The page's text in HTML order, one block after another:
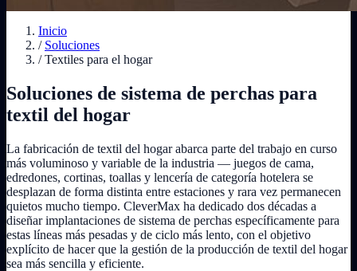
Inicio
/ Soluciones
/ Textiles para el hogar
Soluciones de sistema de perchas para
textil del hogar
La fabricación de textil del hogar abarca parte del trabajo en curso
más voluminoso y variable de la industria — juegos de cama,
edredones, cortinas, toallas y lencería de categoría hotelera se
desplazan de forma distinta entre estaciones y rara vez permanecen
quietos mucho tiempo. CleverMax ha dedicado dos décadas a
diseñar implantaciones de sistema de perchas específicamente para
estas líneas más pesadas y de ciclo más lento, con el objetivo
explícito de hacer que la gestión de la producción de textil del hogar
sea más sencilla y eficiente.